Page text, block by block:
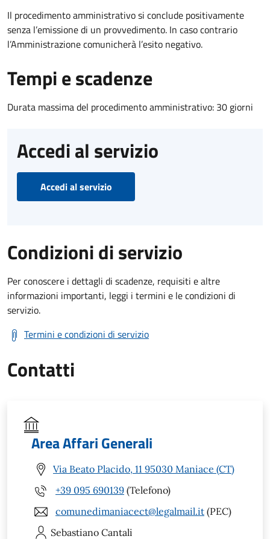
Il procedimento amministrativo si conclude positivamente
senza l’emissione di un provvedimento. In caso contrario
l’Amministrazione comunicherà l’esito negativo.
Tempi e scadenze
Durata massima del procedimento amministrativo: 30 giorni
Accedi al servizio
Accedi al servizio
Condizioni di servizio
Per conoscere i dettagli di scadenze, requisiti e altre
informazioni importanti, leggi i termini e le condizioni di
servizio.
Termini e condizioni di servizio
Contatti
Area Affari Generali
Via Beato Placido, 11 95030 Maniace (CT)
+39 095 690139 (Telefono)
comunedimaniacect@legalmail.it (PEC)
Sebastiano Cantali